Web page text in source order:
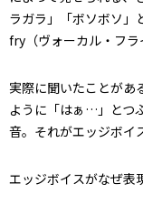
ラガラ」「ボソボソ」
fry（ヴォーカル・フラ
実際に聞いたことがあ
ように「はぁ…」とつ
音。それがエッジボイ
エッジボイスがなぜ表